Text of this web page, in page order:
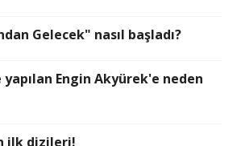
Gelecek" nasıl başladı?
Engin Akyürek'e neden
ilk dizileri!